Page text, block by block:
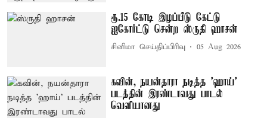
ரூ.15 கோடி இழப்பீடு கேட்டு
ஐகோர்ட்டு சென்ற ஸ்ருதி ஹாசன்
சினிமா செய்திப்பிரிவு 05 Aug 2026
கவின், நயன்தாரா நடித்த 'ஹாய்'
படத்தின் இரண்டாவது பாடல்
வெளியானது